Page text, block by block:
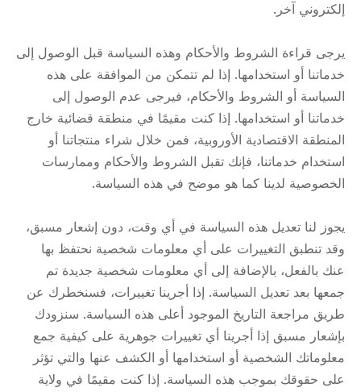
إلكتروني آخر.
يرجى قراءة الشروط والأحكام وهذه السياسة قبل الوصول إلى
خدماتنا أو استخدامها. إذا لم تتمكن من الموافقة على هذه
السياسة أو الشروط والأحكام، فيرجى عدم الوصول إلى
خدماتنا أو استخدامها. إذا كنت مقيمًا في منطقة قضائية خارج
المنطقة الاقتصادية الأوروبية، فمن خلال شراء منتجاتنا أو
استخدام خدماتنا، فإنك تقبل الشروط والأحكام وممارسات
الخصوصية لدينا كما هو موضح في هذه السياسة.
يجوز لنا تعديل هذه السياسة في أي وقت، دون إشعار مسبق،
وقد تنطبق التغييرات على أي معلومات شخصية نحتفظ بها
عنك بالفعل، بالإضافة إلى أي معلومات شخصية جديدة تم
جمعها بعد تعديل السياسة. إذا أجرينا تغييرات، فسنخطرك عن
طريق مراجعة التاريخ الموجود أعلى هذه السياسة. سنزودك
بإشعار مسبق إذا أجرينا أي تغييرات جوهرية على كيفية جمع
معلوماتك الشخصية أو استخدامها أو الكشف عنها والتي تؤثر
على حقوقك بموجب هذه السياسة. إذا كنت مقيمًا في ولاية